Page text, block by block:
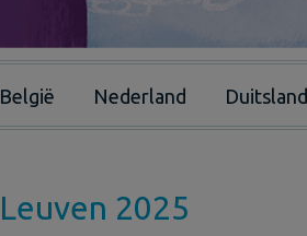
België Nederland Duitsland
2025